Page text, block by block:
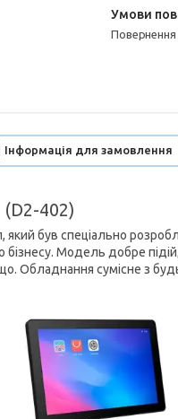
Інформація для замовлення
(D2-402)
який був спеціально
Модель добре
Обладнання сумісне з